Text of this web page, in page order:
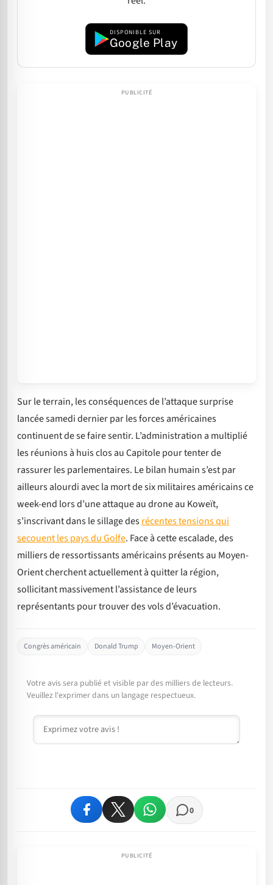
DISPONIBLE SUR
Google Play
Sur le terrain, les conséquences de l’attaque surprise
lancée samedi dernier par les forces américaines
continuent de se faire sentir. L’administration a multiplié
les réunions à huis clos au Capitole pour tenter de
rassurer les parlementaires. Le bilan humain s’est par
ailleurs alourdi avec la mort de six militaires américains ce
week-end lors d’une attaque au drone au Koweït,
s’inscrivant dans le sillage desrécentes tensions qui
secouent les pays du Golfe. Face à cette escalade, des
milliers de ressortissants américains présents au Moyen-
Orient cherchent actuellement à quitter la région,
sollicitant massivement l’assistance de leurs
représentants pour trouver des vols d’évacuation.
Congrès américain Donald Trump Moyen-Orient
Votre avis sera publié et visible par des milliers de lecteurs.
Veuillez l'exprimer dans un langage respectueux.
Commentaire
0